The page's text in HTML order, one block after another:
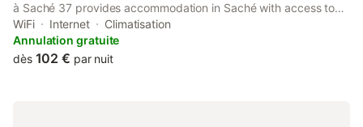
à Saché 37 provides accommodation in Saché with access to
free bikes, a garden, as well as private check-in and check-out.
The property features river and garden views, and is 4.
WiFi Internet
Climatisation
Annulation gratuite
dès 102 € par nuit